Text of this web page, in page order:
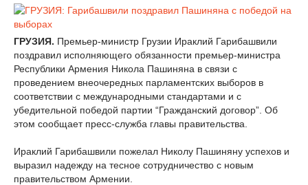
ГРУЗИЯ. Премьер-министр Грузии Ираклий Гарибашвили
поздравил исполняющего обязанности премьер-министра
Республики Армения Никола Пашиняна в связи с
проведением внеочередных парламентских выборов в
соответствии с международными стандартами и с
убедительной победой партии “Гражданский договор”. Об
этом сообщает пресс-служба главы правительства.
Ираклий Гарибашвили пожелал Николу Пашиняну успехов и
выразил надежду на тесное сотрудничество с новым
правительством Армении.